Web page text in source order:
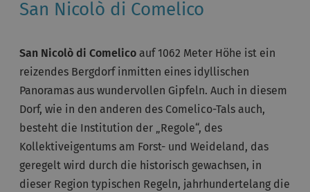
San Nicolò di Comelico
San Nicolò di Comelicoauf 1062 Meter Höhe ist ein
reizendes Bergdorf inmitten eines idyllischen
Panoramas aus wundervollen Gipfeln. Auch in diesem
Dorf, wie in den anderen des Comelico-Tals auch,
besteht die Institution der „Regole“, des
Kollektiveigentums am Forst- und Weideland, das
geregelt wird durch die historisch gewachsen, in
dieser Region typischen Regeln, jahrhundertelang die